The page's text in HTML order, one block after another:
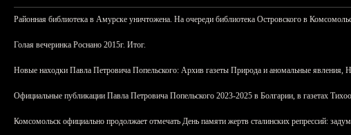
Районная библиотека в Амурске уничтожена. На очереди библиотека Островского в
Голая вечеринка Роснано 2015г. Итог.
Новые находки Павла Петровича Попельского: Архив газеты Природа и аномальные
Официальные публикации Павла Петровича Попельского 2023-2025 в Болгарии, в газетах
Комсомольск официально продолжает отмечать День памяти жертв сталинских репрессий: